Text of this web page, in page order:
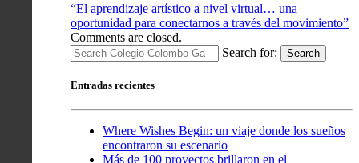
“El aprendizaje artístico a nivel virtual… una
oportunidad para conectarnos a través del movimiento”
Comments are closed.
Search for:
Search
Entradas recientes
Where Wishes Begin: un viaje donde los sueños
encontraron su escenario
Más de 100 proyectos brillaron en el